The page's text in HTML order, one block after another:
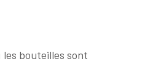
les bouteilles sont